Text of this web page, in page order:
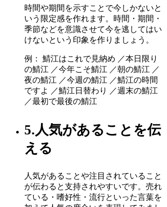
時間や期間を示すことで今しかないと
いう限定感を作れます。時間・期間・
季節などを意識させて今を逃してはい
けないという印象を作りましょう。
例： 鯖江はこれで見納め ／本日限り
の鯖江 ／今年こそ鯖江 ／朝の鯖江 ／
夜の鯖江 ／今週の鯖江 ／鯖江の時間
ですよ ／鯖江日替わり ／週末の鯖江
／最初で最後の鯖江
5.人気があることを伝
える
人気があることや注目されていること
が伝わると支持されやすいです。売れ
ている・嗜好性・流行といった言葉を